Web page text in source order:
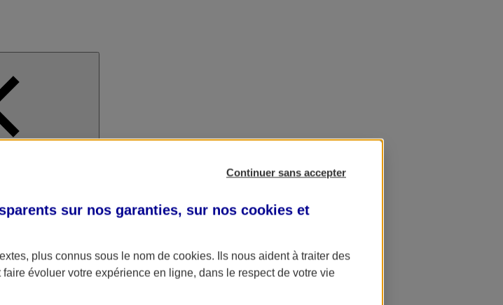
Continuer sans accepter
sur nos garanties, sur nos cookies et
plus connus sous le nom de cookies. Ils nous aident à traiter des
évoluer votre expérience en ligne, dans le respect de votre vie